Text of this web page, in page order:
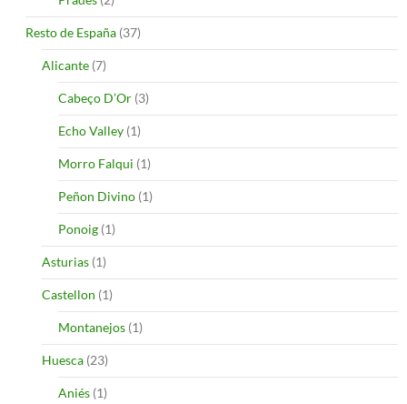
Resto de España (37)
Alicante (7)
Cabeço D’Or (3)
Echo Valley (1)
Morro Falqui (1)
Peñon Divino (1)
Ponoig (1)
Asturias (1)
Castellon (1)
Montanejos (1)
Huesca (23)
Aniés (1)